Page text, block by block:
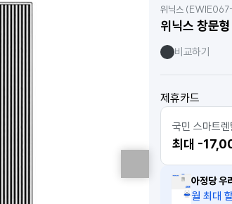
위닉스
위닉스 창문
비교하기
제휴카드
국민 스마트
최대 -
아정당 우
월 최대